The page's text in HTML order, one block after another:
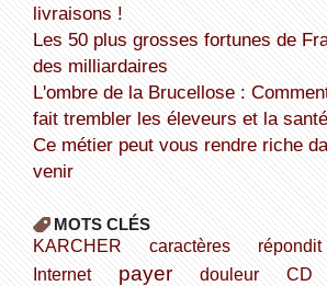
livraisons !
Les 50 plus grosses fortunes de France sont tous
des milliardaires
L'ombre de la Brucellose : Comment une bactérie
fait trembler les éleveurs et la
Ce métier peut vous rendre riche dans les années à
venir
MOTS CLÉS
KARCHER caractères répondit
Internet
payer douleur
CD